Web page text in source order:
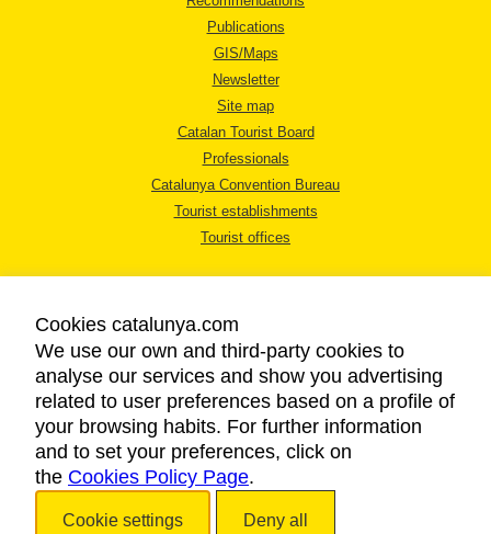
Publications
GIS/Maps
Newsletter
Site map
Catalan Tourist Board
Professionals
Catalunya Convention Bureau
Tourist establishments
Tourist offices
LEGAL NOTICE
PRIVACY POLICY
COOKIES POLICY
ACCESSIBILITY
Cookies catalunya.com
We use our own and third-party cookies to
analyse our services and show you advertising
related to user preferences based on a profile of
your browsing habits. For further information
and to set your preferences, click on
the Cookies Policy Page.
Cookie settings Deny all